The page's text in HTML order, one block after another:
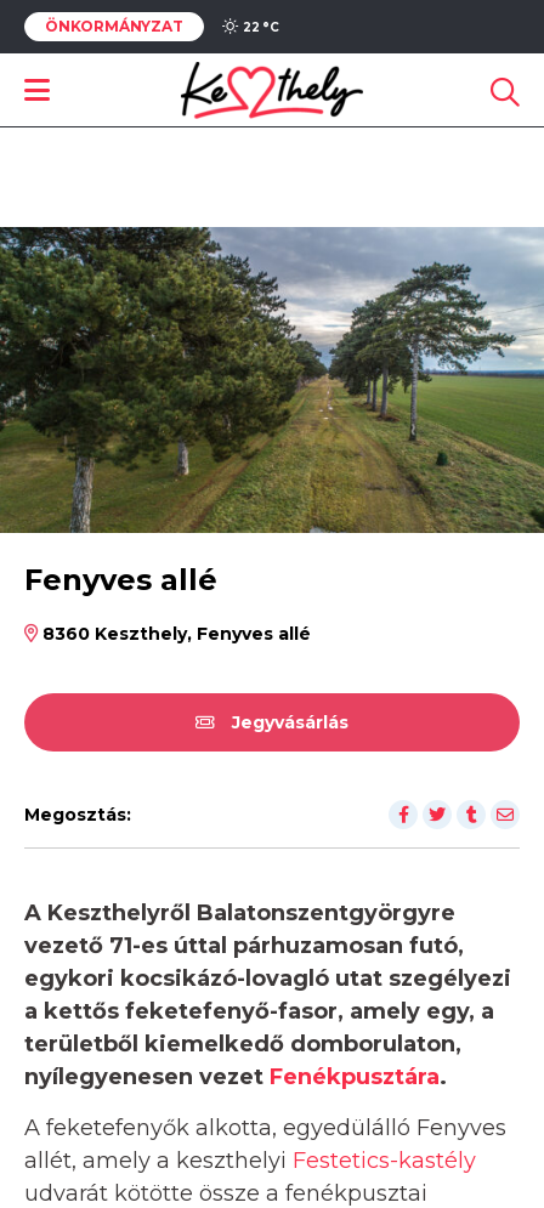
ÖNKORMÁNYZAT 22 °C
Fenyves allé
8360 Keszthely, Fenyves allé
Jegyvásárlás
Megosztás:
A Keszthelyről Balatonszentgyörgyre
vezető 71-es úttal párhuzamosan futó,
egykori kocsikázó-lovagló utat szegélyezi
a kettős feketefenyő-fasor, amely egy, a
területből kiemelkedő domborulaton,
nyílegyenesen vezet Fenékpusztára.
A feketefenyők alkotta, egyedülálló Fenyves
allét, amely a keszthelyi Festetics-kastély
udvarát kötötte össze a fenékpusztai